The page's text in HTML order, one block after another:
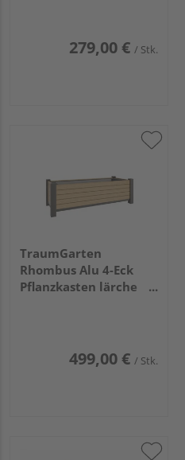
279,00 € / Stk.
TraumGarten
Rhombus Alu 4-Eck
Pflanzkasten lärche
499,00 € / Stk.